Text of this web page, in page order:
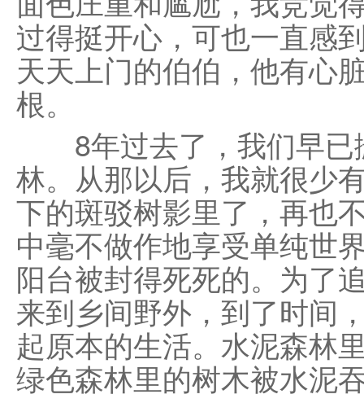
过得挺开心，可也一直感
天天上门的伯伯，他有心
根。
8年过去了，我们早已
林。从那以后，我就很少
下的斑驳树影里了，再也
中毫不做作地享受单纯世
阳台被封得死死的。为了
来到乡间野外，到了时间
起原本的生活。水泥森林
绿色森林里的树木被水泥